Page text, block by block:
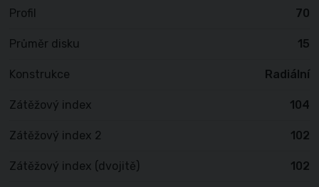
Profil 70
Průměr disku 15
Konstrukce Radiální
Zátěžový index 104
Zátěžový index 2 102
Zátěžový index (dvojitě) 102